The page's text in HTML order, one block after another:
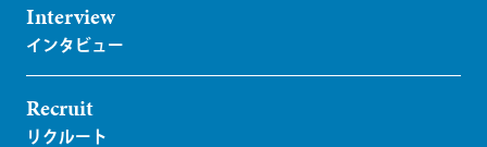
Interview
Recruit